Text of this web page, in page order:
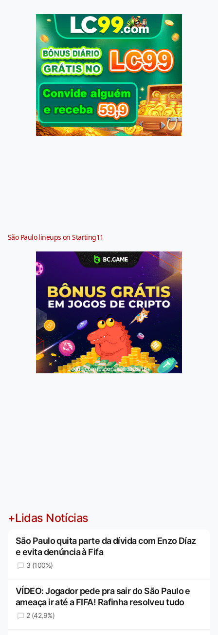
São Paulo lineups on Starting11
Jogue com responsabilidade. 18+
+Lidas Notícias
São Paulo quita parte da dívida com Enzo Díaz
e evita denúncia à Fifa
3 (100%)
VÍDEO: Jogador pede pra sair do São Paulo e
ameaça ir até a FIFA! Rafinha resolveu tudo
2 (42,9%)